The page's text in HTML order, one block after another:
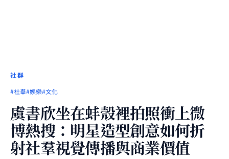
社群
#社羣#娛樂#文化
虞書欣坐在蚌殼裡拍照衝上微
博熱搜：明星造型創意如何折
射社羣視覺傳播與商業價值